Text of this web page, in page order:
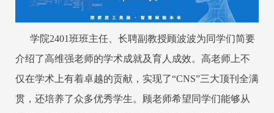
学院2401班班主任、长聘副教授顾波波为同学们简要
介绍了高维强老师的学术成就及育人成效。高老师上不
仅在学术上有着卓越的贡献，实现了“CNS”三大顶刊全满
贯，还培养了众多优秀学生。顾老师希望同学们能够从